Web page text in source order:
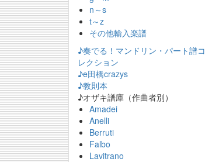
n～s
t～z
その他輸入楽譜
♪奏でる！マンドリン・パート譜コ
レクション
♪e田橋crazys
♪教則本
♪オザキ譜庫（作曲者別）
Amadei
Anelli
Berruti
Falbo
Lavitrano